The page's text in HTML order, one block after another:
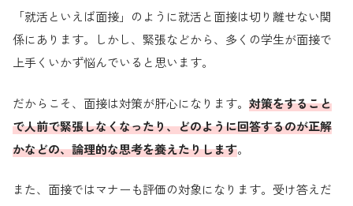
「就活といえば面接」のように就活と面接は切り離せない関
係にあります。しかし、緊張などから、多くの学生が面接で
上手くいかず悩んでいると思います。
だからこそ、面接は対策が肝心になります。 対策をすること
で人前で緊張しなくなったり、どのように回答するのが正解
かなどの、論理的な思考を養えたりします。
また、面接ではマナーも評価の対象になります。受け答えだ